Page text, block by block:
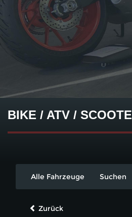
BIKE / ATV /
Alle Fahrzeuge Suchen
Zurück